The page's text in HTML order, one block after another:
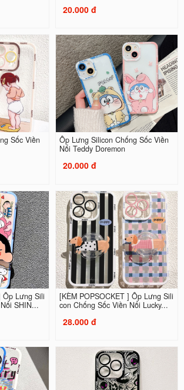
20.000 đ
Sốc Viền
Ốp Lưng Silicon Chống Sốc Viền
Nổi Teddy Doremon
20.000 đ
Ốp Lưng Sili
SHIN...
[KÈM POPSOCKET ] Ốp Lưng Sili
con Chống Sốc Viền Nổi Lucky...
28.000 đ